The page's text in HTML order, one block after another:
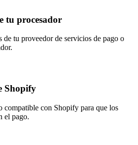
tu procesador
de tu proveedor de servicios de pago o
Shopify
compatible con Shopify para que los
el pago.